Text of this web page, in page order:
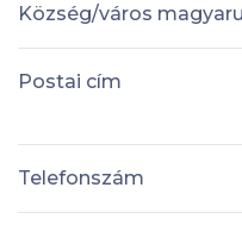
Község/város
Postai cím
Telefonszám